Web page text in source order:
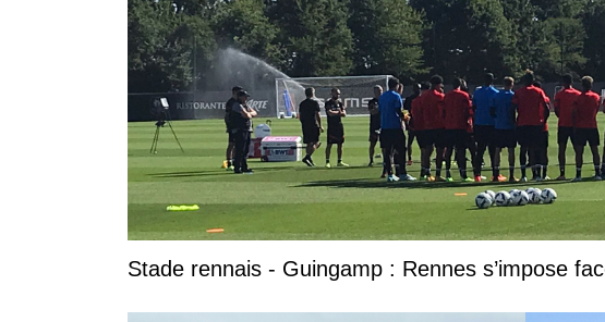
Stade rennais - Guingamp : Rennes s’impose